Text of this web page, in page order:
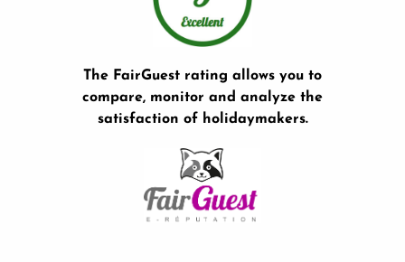
The FairGuest rating allows you to
compare, monitor and analyze the
satisfaction of holidaymakers.